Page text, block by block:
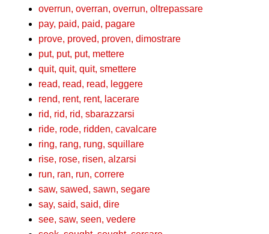
overrun, overran, overrun, oltrepassare
pay, paid, paid, pagare
prove, proved, proven, dimostrare
put, put, put, mettere
quit, quit, quit, smettere
read, read, read, leggere
rend, rent, rent, lacerare
rid, rid, rid, sbarazzarsi
ride, rode, ridden, cavalcare
ring, rang, rung, squillare
rise, rose, risen, alzarsi
run, ran, run, correre
saw, sawed, sawn, segare
say, said, said, dire
see, saw, seen, vedere